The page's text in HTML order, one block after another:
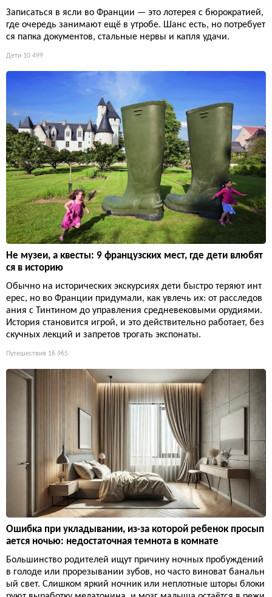
Записаться в ясли во Франции — это лотерея с бюрократией,
где очередь занимают ещё в утробе. Шанс есть, но потребует
ся папка документов, стальные нервы и капля удачи.
Дети 10 499
Не музеи, а квесты: 9 французских мест, где дети влюбят
ся в историю
Обычно на исторических экскурсиях дети быстро теряют инт
ерес, но во Франции придумали, как увлечь их: от расследов
ания с Тинтином до управления средневековыми орудиями.
История становится игрой, и это действительно работает, без
скучных лекций и запретов трогать экспонаты.
Путешествия 16 965
Ошибка при укладывании, из-за которой ребенок просып
ается ночью: недостаточная темнота в комнате
Большинство родителей ищут причину ночных пробуждений
в голоде или прорезывании зубов, но часто виноват банальн
ый свет. Слишком яркий ночник или неплотные шторы блоки